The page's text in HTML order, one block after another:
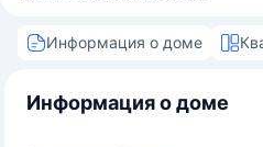
Информация о доме
Информация о доме